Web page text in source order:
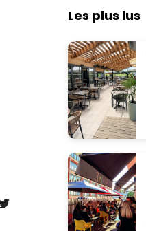
Les plus lus